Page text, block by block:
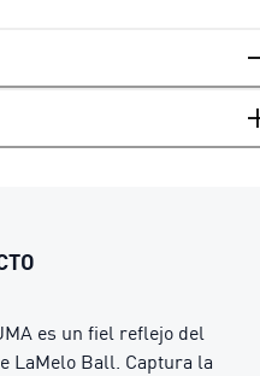
es un fiel reflejo del
LaMelo Ball. Captura la